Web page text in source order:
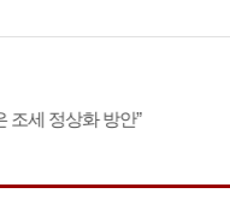
세 정상화 방안”